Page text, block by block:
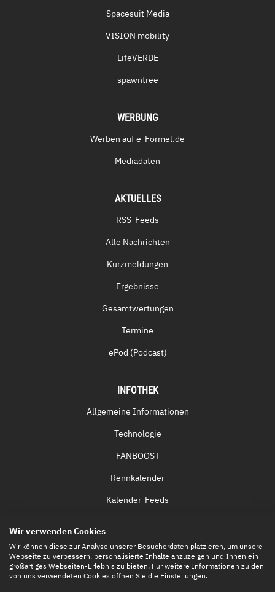
Spacesuit Media
VISION mobility
LifeVERDE
spawntree
WERBUNG
Werben auf e-Formel.de
Mediadaten
AKTUELLES
RSS-Feeds
Alle Nachrichten
Kurzmeldungen
Ergebnisse
Gesamtwertungen
Termine
ePod (Podcast)
INFOTHEK
Allgemeine Informationen
Technologie
FANBOOST
Rennkalender
Kalender-Feeds
Eintrittskarten
Wir verwenden Cookies
Wir können diese zur Analyse unserer Besucherdaten platzieren, um unsere
Webseite zu verbessern, personalisierte Inhalte anzuzeigen und Ihnen ein
großartiges Webseiten-Erlebnis zu bieten. Für weitere Informationen zu den
von uns verwendeten Cookies öffnen Sie die Einstellungen.